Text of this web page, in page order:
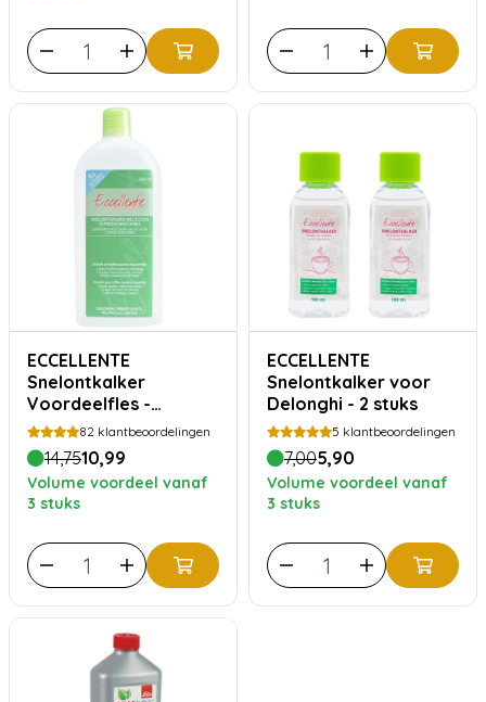
ECCELLENTE
Snelontkalker
Voordeelfles -
Melkzuur
82 klantbeoordelingen
14,7510,99
Volume voordeel vanaf
3 stuks
ECCELLENTE
Snelontkalker voor
Delonghi - 2 stuks
5 klantbeoordelingen
7,005,90
Volume voordeel vanaf
3 stuks